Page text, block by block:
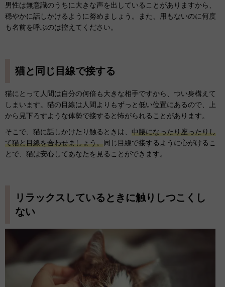
男性は無意識のうちに大きな声を出していることがありますから、
穏やかに話しかけるように努めましょう。また、用もないのに何度
も名前を呼ぶのは控えてください。
猫と同じ目線で接する
猫にとって人間は自分の何倍も大きな相手ですから、つい身構えて
しまいます。猫の目線は人間よりもずっと低い位置にあるので、上
から見下ろすような体勢で接すると怖がられることがあります。
そこで、猫に話しかけたり触るときは、 中腰になったり座ったりし
て猫と目線を合わせましょう。同じ目線で接するように心がけるこ
とで、猫は安心してあなたを見ることができます。
リラックスしているときに触りしつこくし
ない